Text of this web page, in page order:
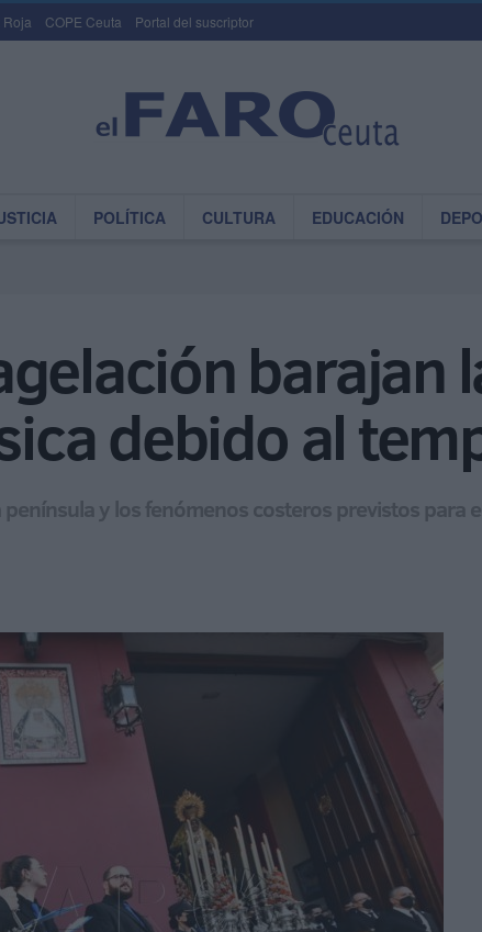
Roja COPE Ceuta Portal del suscriptor
POLÍTICA CULTURA EDUCACIÓN
barajan
debido al
y los fenómenos costeros previstos para